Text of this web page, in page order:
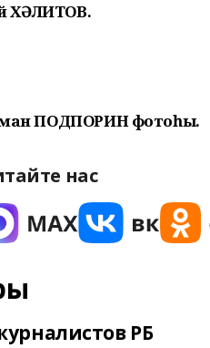
ХӘЛИТОВ.
ПОДПОРИН фотоһы.
нас
РБ